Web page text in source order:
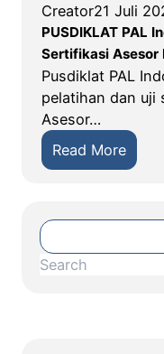
Creator21 Juli
PUSDIKLAT PAL
Sertifikasi Asesor
Pusdiklat PAL
pelatihan dan uji
Asesor…
Read More:
P
I
S